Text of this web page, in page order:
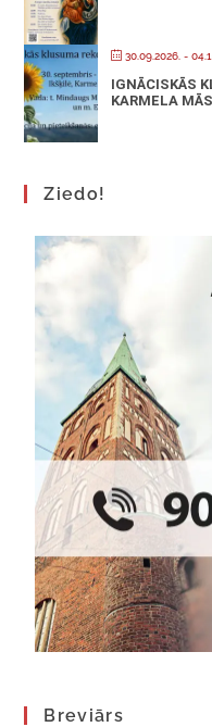
30.09.2026. -
IGNĀCISKĀS
KARMELA
Ziedo!
Breviārs